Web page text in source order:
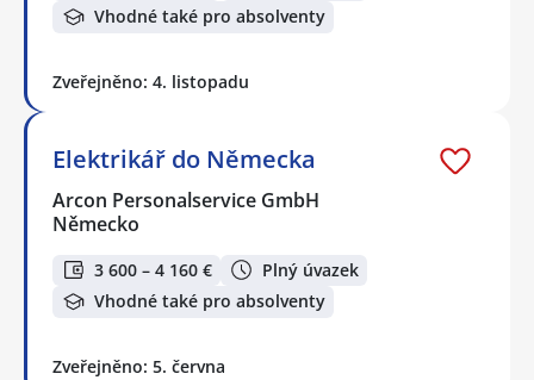
Vhodné také pro absolventy
Zveřejněno: 4. listopadu
Elektrikář do Německa
Arcon Personalservice GmbH
Německo
3 600 – 4 160 €
Plný úvazek
Vhodné také pro absolventy
Zveřejněno: 5. června